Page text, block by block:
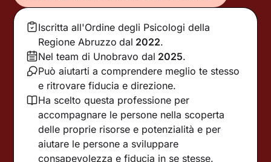
Iscritta all'Ordine degli Psicologi della
Regione Abruzzo dal 2022.
Nel team di Unobravo dal 2025.
Può aiutarti a comprendere meglio te stesso
e ritrovare fiducia e direzione.
Ha scelto questa professione per
accompagnare le persone nella scoperta
delle proprie risorse e potenzialità e per
aiutare le persone a sviluppare
consapevolezza e fiducia in se stesse.